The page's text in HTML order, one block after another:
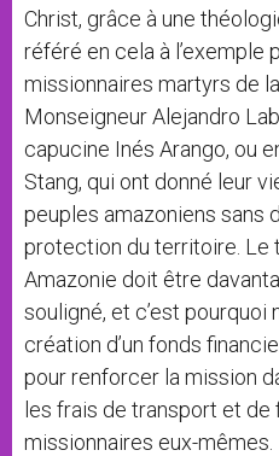
Christ, grâce à une
référé en cela à l’exemple
missionnaires martyrs de
Monseigneur Alejandro
capucine Inés Arango, ou
Stang, qui ont donné leur
peuples amazoniens sans
protection du territoire. Le
Amazonie doit être
souligné, et c’est pourquoi
création d’un fonds
pour renforcer la mission
les frais de transport et
missionnaires eux-mêmes.